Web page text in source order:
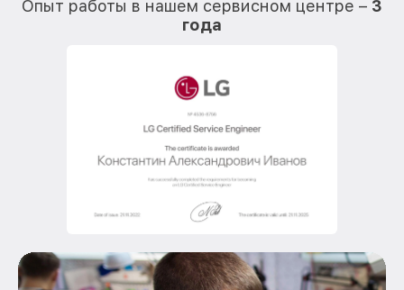
Опыт работы в нашем сервисном центре – 3
года